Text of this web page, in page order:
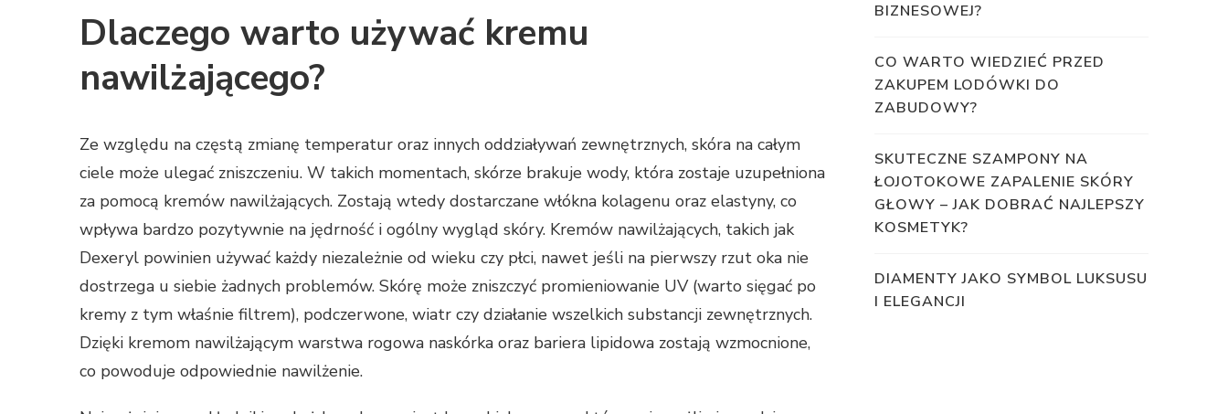
Dlaczego warto używać kremu
nawilżającego?
Ze względu na częstą zmianę temperatur oraz innych oddziaływań zewnętrznych, skóra na całym
ciele może ulegać zniszczeniu. W takich momentach, skórze brakuje wody, która zostaje uzupełniona
za pomocą kremów nawilżających. Zostają wtedy dostarczane włókna kolagenu oraz elastyny, co
wpływa bardzo pozytywnie na jędrność i ogólny wygląd skóry. Kremów nawilżających, takich jak
Dexeryl powinien używać każdy niezależnie od wieku czy płci, nawet jeśli na pierwszy rzut oka nie
dostrzega u siebie żadnych problemów. Skórę może zniszczyć promieniowanie UV (warto sięgać po
kremy z tym właśnie filtrem), podczerwone, wiatr czy działanie wszelkich substancji zewnętrznych.
Dzięki kremom nawilżającym warstwa rogowa naskórka oraz bariera lipidowa zostają wzmocnione,
co powoduje odpowiednie nawilżenie.
BIZNESOWEJ?
CO WARTO WIEDZIEĆ PRZED
ZAKUPEM LODÓWKI DO
ZABUDOWY?
SKUTECZNE SZAMPONY NA
ŁOJOTOKOWE ZAPALENIE SKÓRY
GŁOWY – JAK DOBRAĆ NAJLEPSZY
KOSMETYK?
DIAMENTY JAKO SYMBOL LUKSUSU
I ELEGANCJI